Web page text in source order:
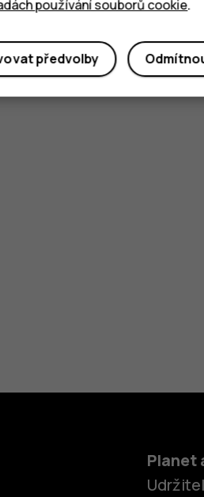
Planet
používání souborů cookie.
předvolby